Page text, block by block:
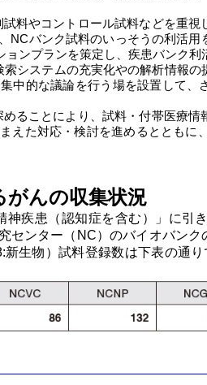
料やコントロール試料などを重
NCバンク試料のいっそうの利活
ンプランを策定し、疾患バンク利
システムの充実化やの解析情報
中的な議論を行う場を設置して、
ることにより、試料・付帯医療情
えた対応・検討を進めるとともに
がんの収集状況
疾患（認知症を含む）」に引
センター（NC）のバイオバン
生物）試料登録数は下表の通